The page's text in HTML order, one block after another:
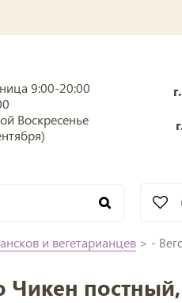
9:00-20:00
Воскресенье
и вегетарианцев > -
Чикен постный,